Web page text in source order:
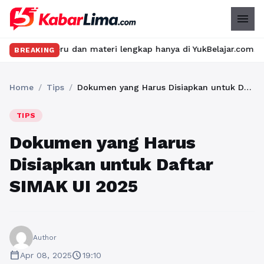
menu
BREAKING
dan materi lengkap hanya di YukBelajar.com. Mulai
Home / Tips / Dokumen yang Harus Disiapkan untuk Daftar SIMAK UI 2025
TIPS
Dokumen yang Harus
Disiapkan untuk Daftar
SIMAK UI 2025
Author
calendar_todayApr 08, 2025schedule19:10